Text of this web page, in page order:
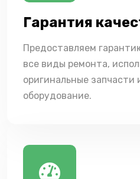
Гарантия
Предоставляем
все виды ремонта,
оригинальные запчасти
оборудование.